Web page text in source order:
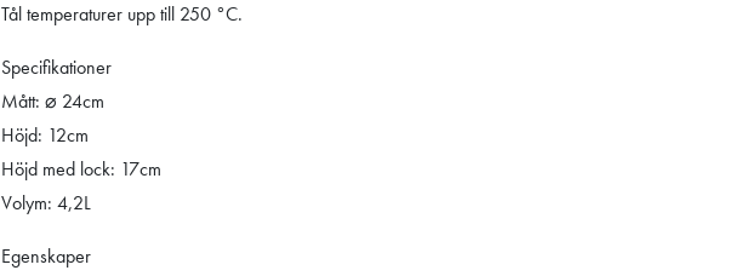
Tål temperaturer upp till 250 °C.
Specifikationer
Mått: ⌀ 24cm
Höjd: 12cm
Höjd med lock: 17cm
Volym: 4,2L
Egenskaper